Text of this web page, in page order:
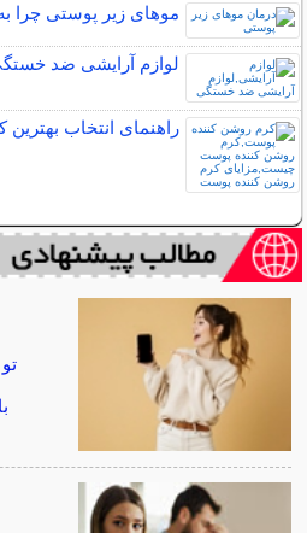
مو‌های زیر پوستی چرا
لوازم آرایشی ضد
راهنمای انتخاب